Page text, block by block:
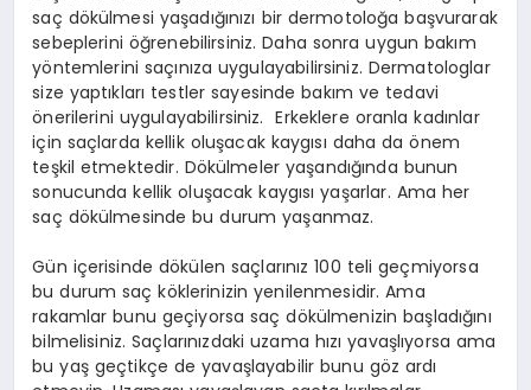
saç dökülmesi yaşadığınızı bir dermotoloğa başvurarak
sebeplerini öğrenebilirsiniz. Daha sonra uygun bakım
yöntemlerini saçınıza uygulayabilirsiniz. Dermatologlar
size yaptıkları testler sayesinde bakım ve tedavi
önerilerini uygulayabilirsiniz. Erkeklere oranla kadınlar
için saçlarda kellik oluşacak kaygısı daha da önem
teşkil etmektedir. Dökülmeler yaşandığında bunun
sonucunda kellik oluşacak kaygısı yaşarlar. Ama her
saç dökülmesinde bu durum yaşanmaz.
Gün içerisinde dökülen saçlarınız 100 teli geçmiyorsa
bu durum saç köklerinizin yenilenmesidir. Ama
rakamlar bunu geçiyorsa saç dökülmenizin başladığını
bilmelisiniz. Saçlarınızdaki uzama hızı yavaşlıyorsa ama
bu yaş geçtikçe de yavaşlayabilir bunu göz ardı